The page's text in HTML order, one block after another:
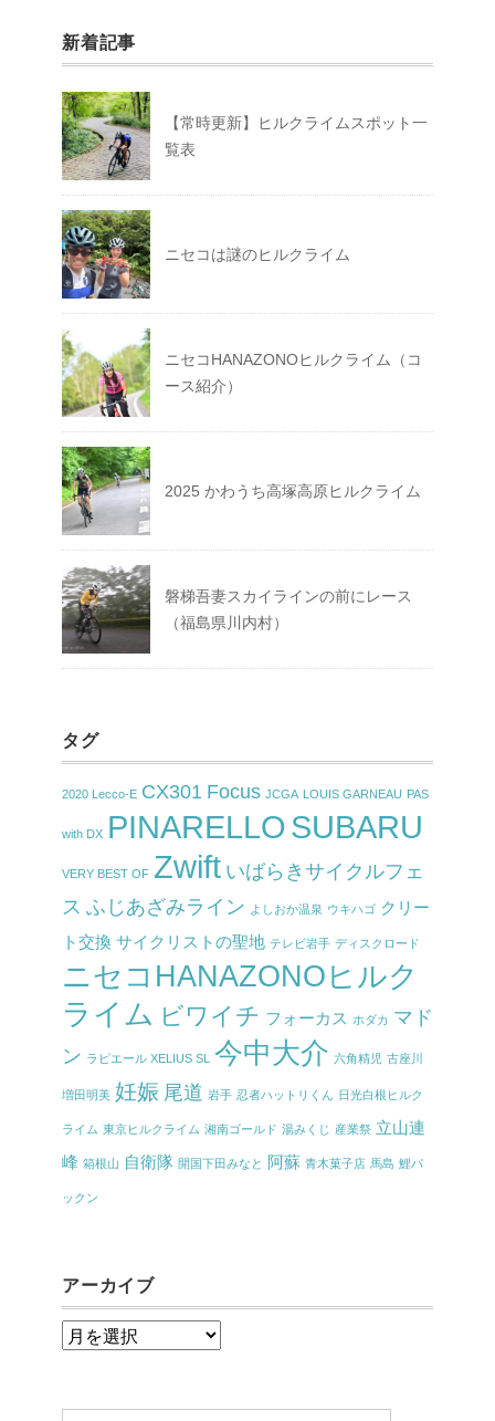
新着記事
【常時更新】ヒルクライムスポット一
覧表
ニセコは謎のヒルクライム
ニセコHANAZONOヒルクライム（コ
ース紹介）
2025 かわうち高塚高原ヒルクライム
磐梯吾妻スカイラインの前にレース
（福島県川内村）
タグ
2020 Lecco-E CX301 Focus JCGA LOUIS GARNEAU PAS
with DX PINARELLOSUBARU
VERY BEST OF Zwift いばらきサイクルフェ
ス ふじあざみライン よしおか温泉 ウキハゴ クリー
ト交換 サイクリストの聖地 テレビ岩手 ディスクロード
ニセコHANAZONOヒルク
ライム ビワイチ フォーカス ホダカ マド
ン ラピエール XELIUS SL 今中大介 六角精児 古座川
増田明美 妊娠 尾道 岩手 忍者ハットリくん 日光白根ヒルク
ライム 東京ヒルクライム 湘南ゴールド 湯みくじ 産業祭 立山連
峰 箱根山 自衛隊 開国下田みなと 阿蘇 青木菓子店 馬島 鯉パ
ックン
アーカイブ
ア